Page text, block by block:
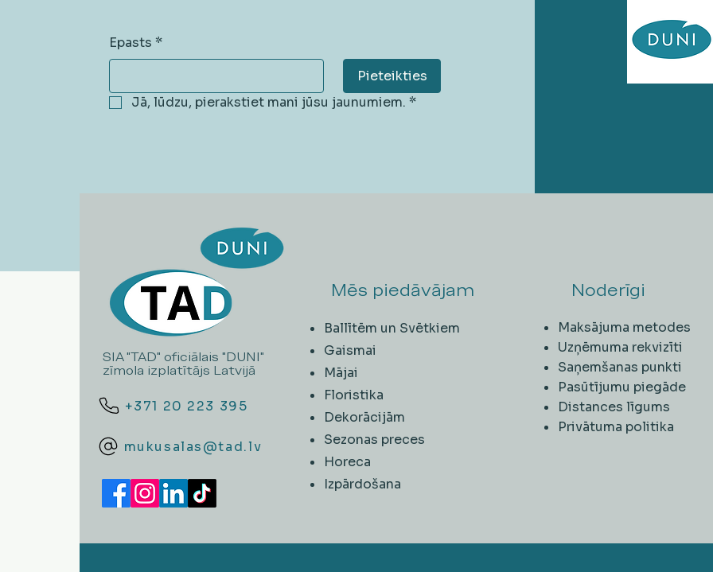
Epasts *
Pieteikties
Jā, lūdzu, pierakstiet mani jūsu jaunumiem. *
SIA "TAD" oficiālais "DUNI"
zīmola izplatītājs Latvijā
+371 20 223 395
mukusalas@tad.lv
Mēs piedāvājam
Ballītēm un Svētkiem
Gaismai
Mājai
Floristika
Dekorācijām
Sezonas preces
Horeca
​Izpārdošana
Noderīgi
Maksājuma metodes
Uzņēmuma rekvizīti
Saņemšanas punkti
Pasūtījumu piegāde
Distances līgums
Privātuma politika